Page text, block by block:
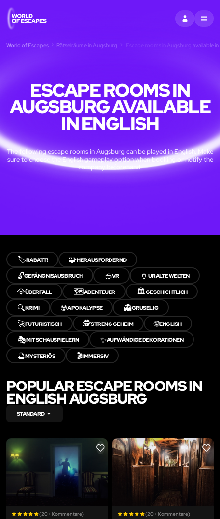
EINTRAGEN
MENU
World of Escapes Rätselräume in Augsburg Escape rooms in Augsburg available in
ESCAPE ROOMS IN
AUGSBURG AVAILABLE
IN ENGLISH
The following escape rooms in Augsburg can be played in English. Make
sure to choose the English gameplay option when booking or notify the
company beforehand.
🏷️RABATT! 🧩HERAUSFORDERND
🔓GEFÄNGNISAUSBRUCH 🥽VR 🏺 URALTE WELTEN
💎ÜBERFALL 🗺️ABENTEUER 🏛️GESCHICHTLICH
🔍KRIMI ☢️APOKALYPSE 👻GRUSELIG
🚀FUTURISTISCH 🕵️STRENG GEHEIM 🌐ENGLISH
🎭MIT SCHAUSPIELERN ✨AUFWÄNDIGE DEKORATIONEN
🔮MYSTERIÖS 🎬IMMERSIV
POPULAR ESCAPE ROOMS IN
ENGLISH AUGSBURG
STANDARD
LIKE
(20+ Kommentare)
LIKE
(20+ Kommentare)